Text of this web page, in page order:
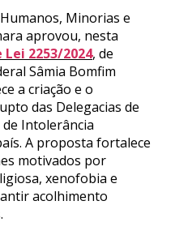
Minorias e
aprovou, nesta
2253/2024, de
Sâmia Bomfim
a criação e o
das Delegacias de
de Intolerância
A proposta fortalece
motivados por
xenofobia e
acolhimento